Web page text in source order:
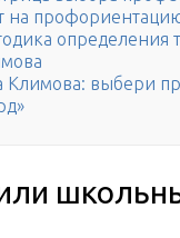
на
определения
Климова: выбери